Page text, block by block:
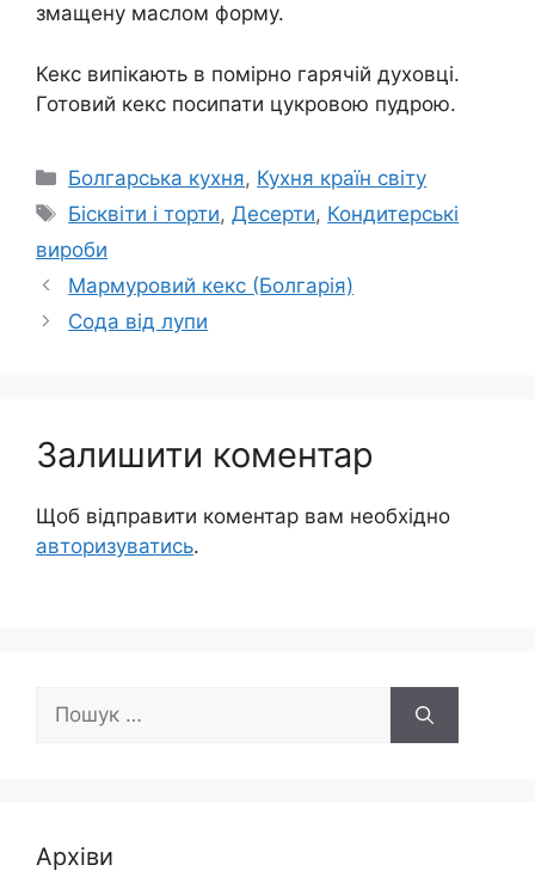
змащену маслом форму.
Кекс випікають в помірно гарячій духовці.
Готовий кекс посипати цукровою пудрою.
Категорії
Болгарська кухня, Кухня країн світу
Позначки
Бісквіти і торти,Десерти, Кондитерські
вироби
Мармуровий кекс (Болгарія)
Сода від лупи
Залишити коментар
Щоб відправити коментар вам необхідно
авторизуватись.
Пошук:
Архіви